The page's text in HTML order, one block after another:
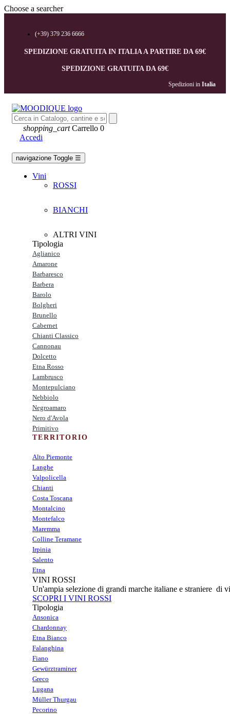
Choose a searcher
(+39) 379 236 6666
SPEDIZIONE GRATUITA IN ITALIA A PARTIRE DA 69€
SPEDIZIONE GRATUITA DA 69€
Spedizioni in Italia
shopping_cart Carrello 0
Accedi
navigazione Toggle ☰
Vini
ROSSI
BIANCHI
ALTRI VINI
Tipologia
Aglianico
Amarone
Barbaresco
Barbera
Barolo
Bolgheri
Brunello
Cabernet
Chianti Classico
Cannonau
Dolcetto
Etna Rosso
Lambrusco
Montepulciano
Nebbiolo
Negroamaro
Nero d'Avola
Primitivo
TERRITORIO
Alto Piemonte
Langhe
Valpolicella
Chianti
Costa Toscana
Montalcino
Montefalco
Maremma
Colline Teramane
Irpinia
Salento
Etna
VINI ROSSI
Un'ampia selezione di grandi marche italiane e straniere di
SCOPRI I VINI ROSSI
Tipologia
Ansonica
Chardonnay
Etna Bianco
Falanghina
Fiano
Gewürztraminer
Greco
Lugana
Müller Thurgau
Pecorino